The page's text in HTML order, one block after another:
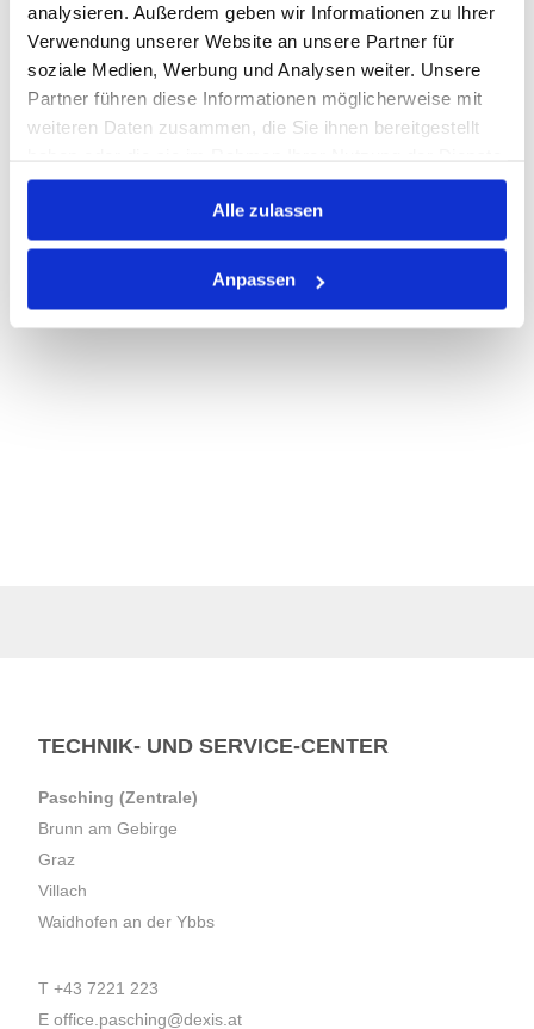
analysieren. Außerdem geben wir Informationen zu Ihrer
Verwendung unserer Website an unsere Partner für
soziale Medien, Werbung und Analysen weiter. Unsere
Partner führen diese Informationen möglicherweise mit
weiteren Daten zusammen, die Sie ihnen bereitgestellt
gesammelt haben.
Alle zulassen
Anpassen
Print
PRODUKTBESCHREIBUNG
TECHNIK- UND SERVICE-CENTER
Pasching (Zentrale)
Brunn am Gebirge
Graz
Villach
Waidhofen an der Ybbs
T +43 7221 223
E office.pasching@dexis.at